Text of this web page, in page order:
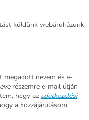
küldünk webáruházunk
megadott nevem és e-
részemre e-mail útján
hogy az adatkezelési
a hozzájárulásom